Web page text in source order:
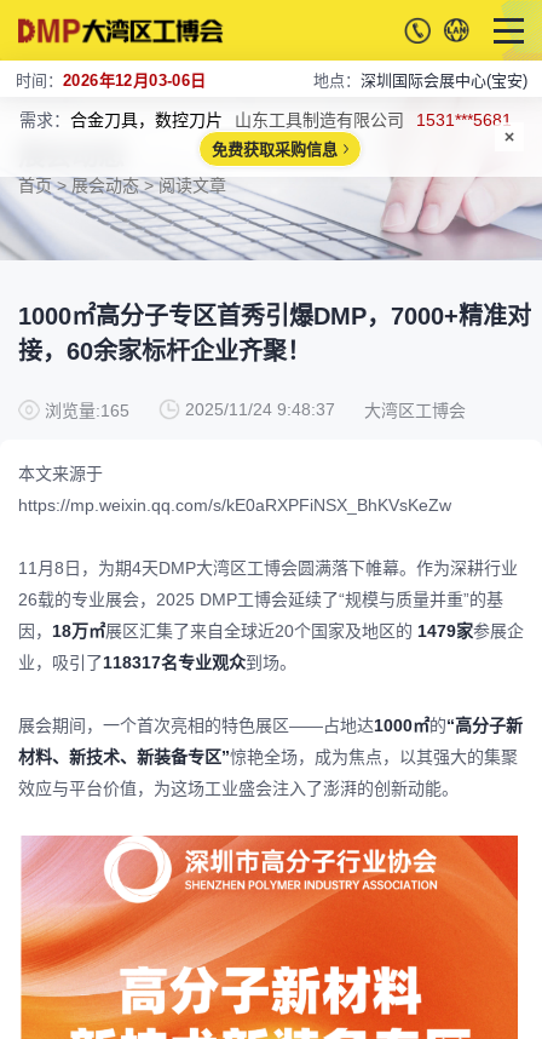
时间： 2026年12月03-06日 地点： 深圳国际会展中心(宝安)
需求：焊接机器人 广东朗硕健身器材有限公司 1781***7003
免费获取采购信息
首页> 展会动态> 阅读文章
1000㎡高分子专区首秀引爆DMP，7000+精准对
接，60余家标杆企业齐聚！
浏览量:165 2025/11/24 9:48:37 大湾区工博会
本文来源于
https://mp.weixin.qq.com/s/kE0aRXPFiNSX_BhKVsKeZw
11月8日，为期4天DMP大湾区工博会圆满落下帷幕。作为深耕行业
26载的专业展会，2025 DMP工博会延续了“规模与质量并重”的基
因， 18万㎡展区汇集了来自全球近20个国家及地区的 1479家参展企
业，吸引了118317名专业观众到场。
展会期间，一个首次亮相的特色展区——占地达1000㎡的“高分子新
材料、新技术、新装备专区”惊艳全场，成为焦点，以其强大的集聚
效应与平台价值，为这场工业盛会注入了澎湃的创新动能。